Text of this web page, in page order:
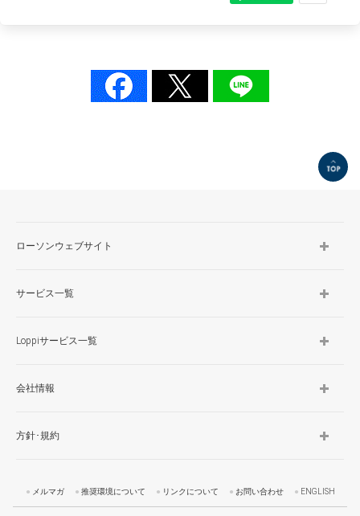
ローソンウェブサイト
サービス一覧
Loppiサービス一覧
会社情報
方針･規約
メルマガ 推奨環境について リンクについて お問い合わせ ENGLISH